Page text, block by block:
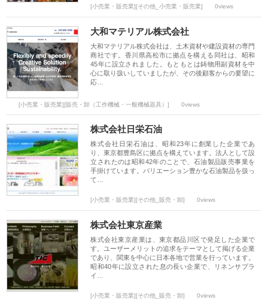
[小売業・販売業][その他_小売業・販売業] 0views
大和マテリアル株式会社
大和マテリアル株式会社は、土木資材や建設資材の専門
商社です。香川県高松市に拠点を構える同社は、昭和
45年に設立されました。もともとは鋳物用副資材を中
心に取り扱いしていましたが、その後顧客からの要望に
応…
[小売業・販売業][販売・卸（工作機械・一般機械器具）] 0views
株式会社日栄石油
株式会社日栄石油は、昭和23年に創業した企業であ
り、東京都豊島区に拠点を構えています。法人として設
立されたのは昭和42年のことで、石油製品販売事業を
手掛けています。バリエーション豊かな石油製品を扱っ
て…
[小売業・販売業][その他_販売・卸] 0views
株式会社東京産業
株式会社東京産業は、東京都品川区で発足した企業で
す。ユーザーメリットの追求をテーマとして掲げる企業
であり、関東を中心に日本各地で営業を行っています。
昭和40年に設立された息の長い企業で、リネンサプラ
イ…
[小売業・販売業][その他_販売・卸] 0views